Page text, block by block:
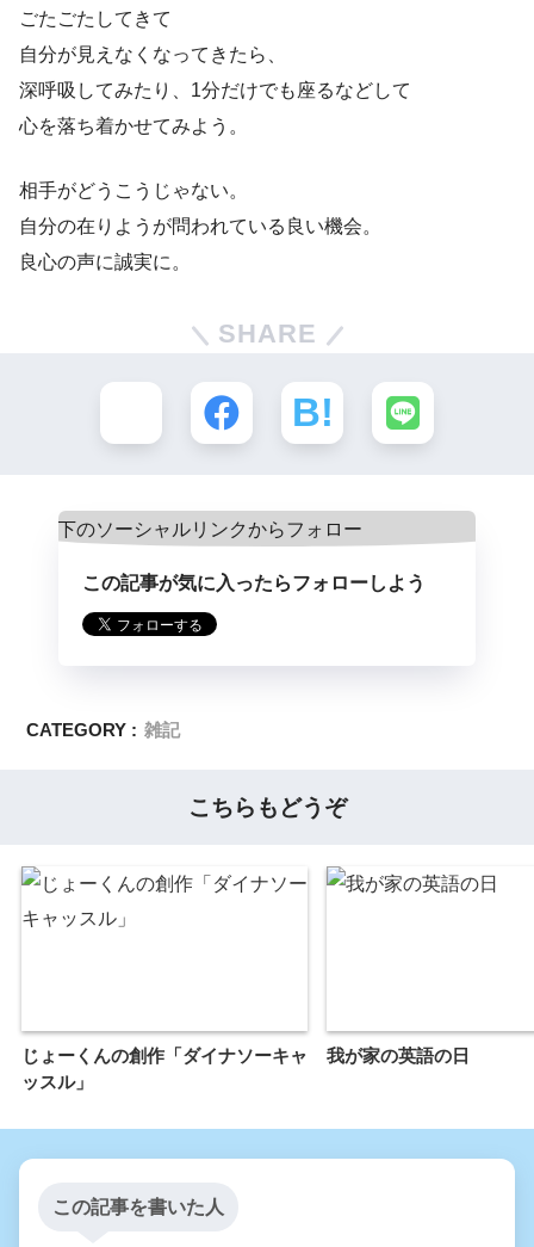
ごたごたしてきて
自分が見えなくなってきたら、
深呼吸してみたり、1分だけでも座るなどして
心を落ち着かせてみよう。
相手がどうこうじゃない。
自分の在りようが問われている良い機会。
良心の声に誠実に。
SHARE
この記事が気に入ったらフォローしよう
CATEGORY : 雑記
こちらもどうぞ
じょーくんの創作「ダイナソーキャ
ッスル」
我が家の英語の日
この記事を書いた人